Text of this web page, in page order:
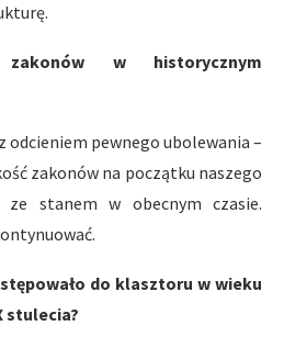
zakonów w historycznym
odcieniem pewnego ubolewania –
zakonów na początku naszego
stanem w obecnym czasie.
do klasztoru w wieku
stulecia?